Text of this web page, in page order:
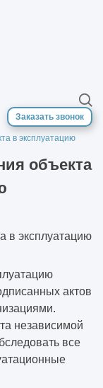
Заказать звонок
в эксплуатацию
объекта
актов
независимой
все